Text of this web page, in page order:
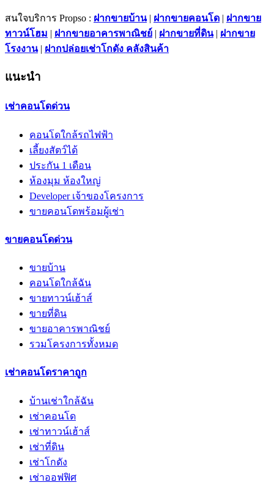
สนใจบริการ Propso : ฝากขายบ้าน| ฝากขายคอนโด | ฝากขาย
ทาวน์โฮม | ฝากขายอาคารพาณิชย์ | ฝากขายที่ดิน| ฝากขาย
โรงงาน| ฝากปล่อยเช่าโกดัง คลังสินค้า
แนะนำ
เช่าคอนโดด่วน
คอนโดใกล้รถไฟฟ้า
เลี้ยงสัตว์ได้
ประกัน 1 เดือน
ห้องมุม ห้องใหญ่
Developer เจ้าของโครงการ
ขายคอนโดพร้อมผู้เช่า
ขายคอนโดด่วน
ขายบ้าน
คอนโดใกล้ฉัน
ขายทาวน์เฮ้าส์
ขายที่ดิน
ขายอาคารพาณิชย์
รวมโครงการทั้งหมด
เช่าคอนโดราคาถูก
บ้านเช่าใกล้ฉัน
เช่าคอนโด
เช่าทาวน์เฮ้าส์
เช่าที่ดิน
เช่าโกดัง
เช่าออฟฟิศ